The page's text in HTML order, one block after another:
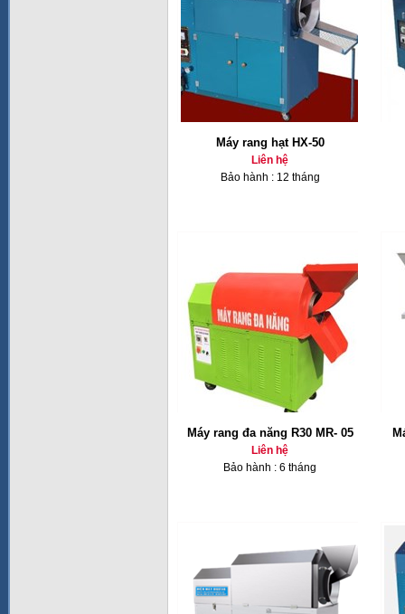
Máy rang hạt HX-50
Liên hệ
Bảo hành : 12 tháng
Máy rang đa năng R30 MR- 05
Liên hệ
Bảo hành : 6 tháng